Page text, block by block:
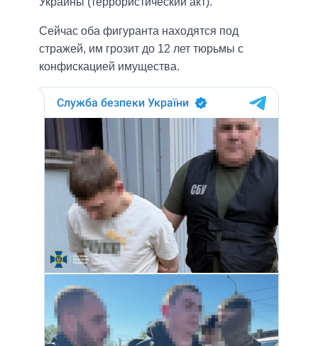
Сейчас оба фигуранта находятся под
стражей, им грозит до 12 лет тюрьмы с
конфискацией имущества.